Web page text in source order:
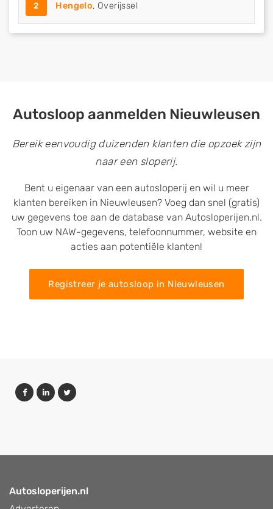
2 Hengelo, Overijssel
Autosloop aanmelden Nieuwleusen
Bereik eenvoudig duizenden klanten die opzoek zijn
naar een sloperij.
Bent u eigenaar van een autosloperij en wil u meer
klanten bereiken in Nieuwleusen? Voeg dan snel (gratis)
uw gegevens toe aan de database van Autosloperijen.nl.
Toon uw NAW-gegevens, telefoonnummer, website en
acties aan potentiële klanten!
Registreer je autosloop in Nieuwleusen
Autosloperijen.nl